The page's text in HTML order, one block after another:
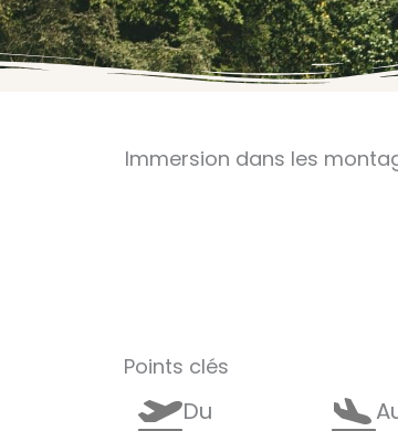
Immersion dans les
Points clés
Du